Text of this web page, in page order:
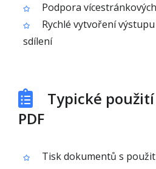
Podpora
Rychlé vytvoření
sdílení
Typické
PDF
Tisk dokumentů s